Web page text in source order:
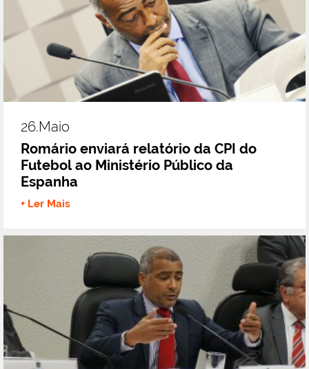
26.maio
Romário enviará relatório da CPI do
Futebol ao Ministério Público da
Espanha
+ Ler Mais